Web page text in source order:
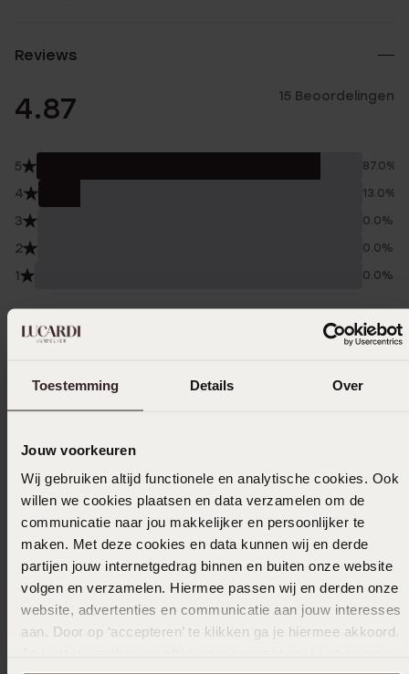
Toestemming Details Over
Jouw voorkeuren
Wij gebruiken altijd functionele en analytische cookies. Ook
willen we cookies plaatsen en data verzamelen om de
communicatie naar jou makkelijker en persoonlijker te
maken. Met deze cookies en data kunnen wij en derde
partijen jouw internetgedrag binnen en buiten onze website
volgen en verzamelen. Hiermee passen wij en derden onze
website, advertenties en communicatie aan jouw interesses
aan. Door op ‘accepteren’ te klikken ga je hiermee akkoord.
Reviews
4.87 15 Beoordelingen
5 87.0%
4 13.0%
3 0.0%
2 0.0%
1 0.0%
van
Trusted shops
28-01-2026 - Hannie
Zit perfect en blijft zitten tijdens douchen
en aankleden en slapen
29-12-2025 - Desiree O.